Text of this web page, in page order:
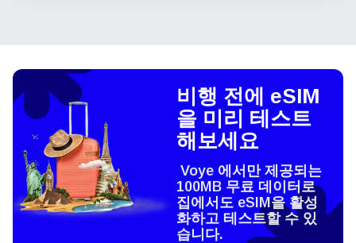
비행 전에 eSIM
을 미리 테스트
해보세요
Voye 에서만 제공되는
100MB 무료 데이터로
집에서도 eSIM을 활성
화하고 테스트할 수 있
습니다.